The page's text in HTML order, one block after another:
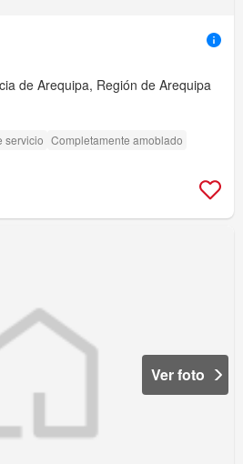
de Arequipa, Región de Arequipa
servicio Completamente amoblado
Ver foto